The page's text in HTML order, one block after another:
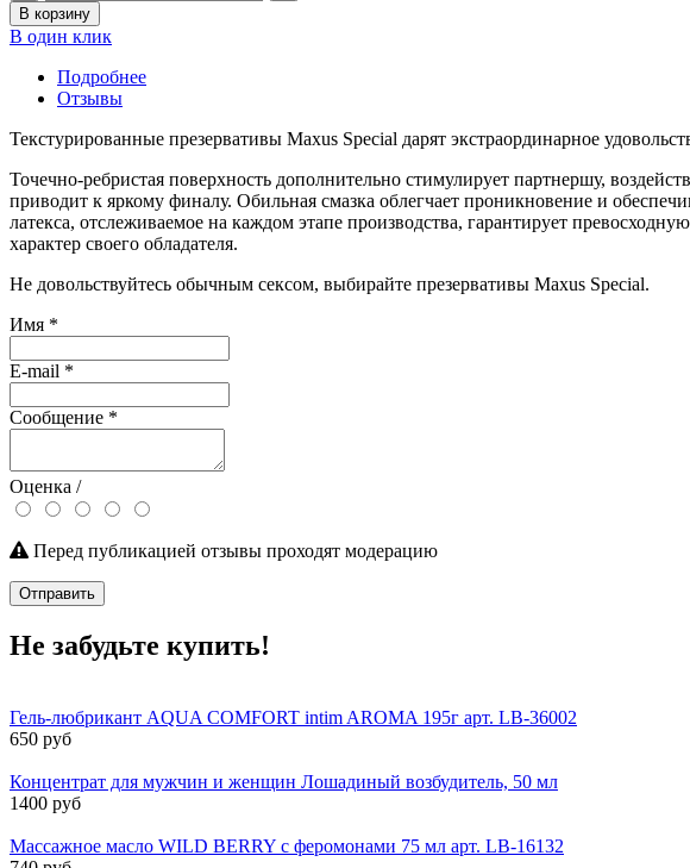
В корзину
В один клик
Подробнее
Отзывы
Текстурированные презервативы Maxus Special дарят экстраординарное
Точечно-ребристая поверхность дополнительно стимулирует партнершу,
приводит к яркому финалу. Обильная смазка облегчает проникновение и
латекса, отслеживаемое на каждом этапе производства, гарантирует
характер своего обладателя.
Не довольствуйтесь обычным сексом, выбирайте презервативы Maxus Special.
Имя *
E-mail *
Сообщение *
Оценка /
Перед публикацией отзывы проходят модерацию
Отправить
Не забудьте купить!
Гель-любрикант AQUA COMFORT intim AROMA 195г арт. LB-36002
650 руб
Концентрат для мужчин и женщин Лошадиный возбудитель, 50 мл
1400 руб
Массажное масло WILD BERRY с феромонами 75 мл арт. LB-16132